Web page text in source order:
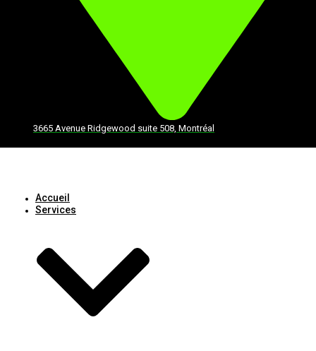
3665 Avenue Ridgewood suite 508, Montréal
Accueil
Services